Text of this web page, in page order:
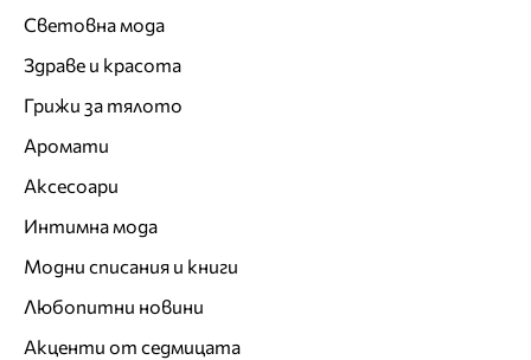
Световна мода
Здраве и красота
Грижи за тялото
Аромати
Аксесоари
Интимна мода
Модни списания и книги
Любопитни новини
Акценти от седмицата